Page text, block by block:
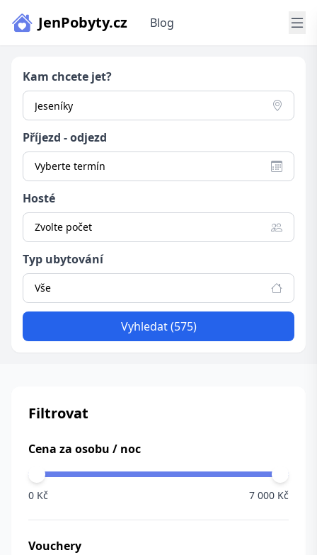
JenPobyty.cz Blog
Kam chcete jet?
Příjezd - odjezd
Vyberte termín
Hosté
Zvolte počet
Typ ubytování
Vše
Vyhledat (575)
Filtrovat
Cena za osobu / noc
0 Kč 7 000 Kč
Vouchery